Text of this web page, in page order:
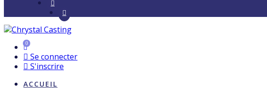
0
Se connecter
S'inscrire
ACCUEIL